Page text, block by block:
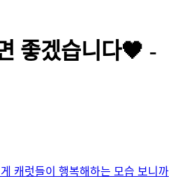
좋겠습니다🖤 -
캐럿들이 행복해하는 모습 보니까